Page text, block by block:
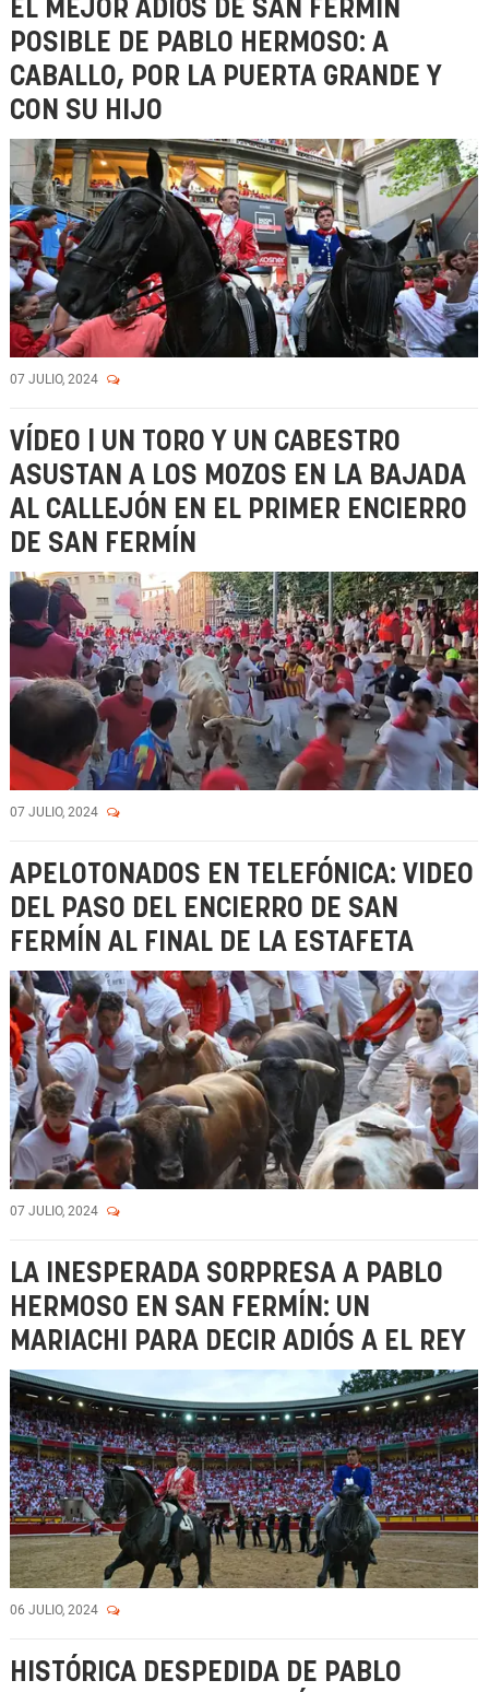
EL MEJOR ADIÓS DE SAN FERMÍN
POSIBLE DE PABLO HERMOSO: A
CABALLO, POR LA PUERTA GRANDE Y
CON SU HIJO
07 JULIO, 2024
VÍDEO | UN TORO Y UN CABESTRO
ASUSTAN A LOS MOZOS EN LA BAJADA
AL CALLEJÓN EN EL PRIMER ENCIERRO
DE SAN FERMÍN
07 JULIO, 2024
APELOTONADOS EN TELEFÓNICA: VIDEO
DEL PASO DEL ENCIERRO DE SAN
FERMÍN AL FINAL DE LA ESTAFETA
07 JULIO, 2024
LA INESPERADA SORPRESA A PABLO
HERMOSO EN SAN FERMÍN: UN
MARIACHI PARA DECIR ADIÓS A EL REY
06 JULIO, 2024
HISTÓRICA DESPEDIDA DE PABLO